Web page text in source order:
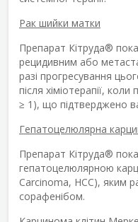
Рак шийки матки
Препарат Кітруда®
рецидивним або
разі прогресування
після хіміотерапії,
≥ 1), що підтверджено
Гепатоцелюлярна
Препарат Кітруда®
гепатоцелюлярною
Carcinoma, HCC), яким
сорафенібом.